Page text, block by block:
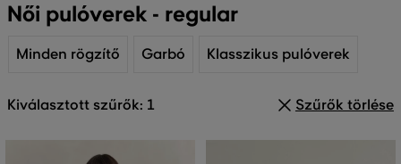
Női pulóverek - regular
Minden rögzítő Garbó Klasszikus pulóverek
Kiválasztott szűrők: 1 Szűrők törlése